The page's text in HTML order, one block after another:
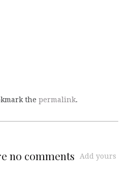
the permalink.
no comments Add yours